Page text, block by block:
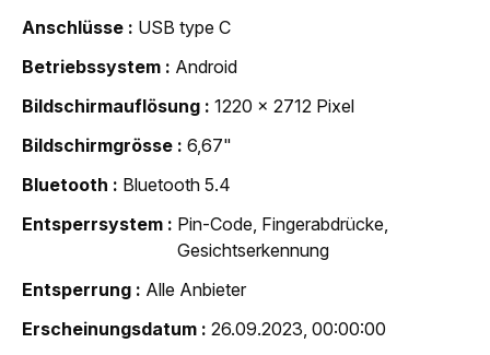
Anschlüsse
USB type C
Betriebssystem
Android
Bildschirmauflösung
1220 x 2712 Pixel
Bildschirmgrösse
6,67"
Bluetooth
Bluetooth 5.4
Entsperrsystem
Pin-Code, Fingerabdrücke,
Gesichtserkennung
Entsperrung
Alle Anbieter
Erscheinungsdatum
26.09.2023, 00:00:00